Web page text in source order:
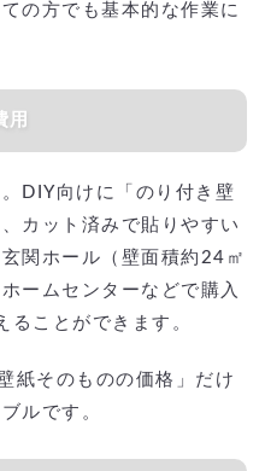
の方でも基本的な作業に
用
DIY向けに「のり付き壁
カット済みで貼りやすい
関ホール（壁面積約24㎡
ームセンターなどで購入
ることができます。
紙そのものの価格」だけ
ルです。